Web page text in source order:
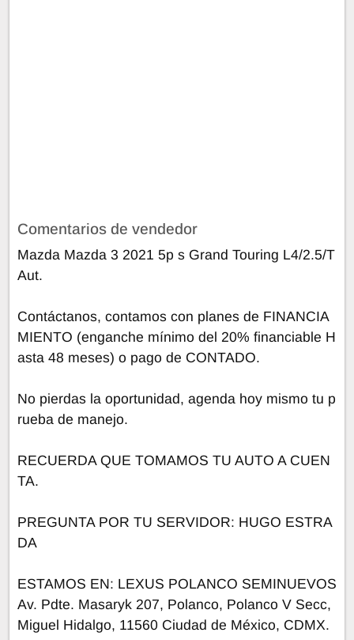
Comentarios de vendedor
Mazda Mazda 3 2021 5p s Grand Touring L4/2.5/T
Aut.
Contáctanos, contamos con planes de FINANCIA
MIENTO (enganche mínimo del 20% financiable H
asta 48 meses) o pago de CONTADO.
No pierdas la oportunidad, agenda hoy mismo tu p
rueba de manejo.
RECUERDA QUE TOMAMOS TU AUTO A CUEN
TA.
PREGUNTA POR TU SERVIDOR: HUGO ESTRA
DA
ESTAMOS EN: LEXUS POLANCO SEMINUEVOS
Av. Pdte. Masaryk 207, Polanco, Polanco V Secc,
Miguel Hidalgo, 11560 Ciudad de México, CDMX.